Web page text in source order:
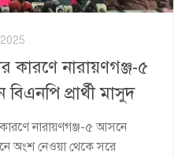
কারণে নারায়ণগঞ্জ-৫
প্রার্থী মাসুদ
কারণে নারায়ণগঞ্জ-৫ আসনে
অংশ নেওয়া থেকে সরে